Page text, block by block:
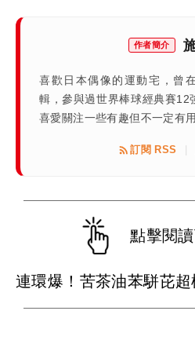
作者簡介
喜歡日本偶像的運動宅，曾
輯，參與過世界棒球經典賽12
喜愛關注一些有趣但不一定有
訂閱 RSS
點擊閱